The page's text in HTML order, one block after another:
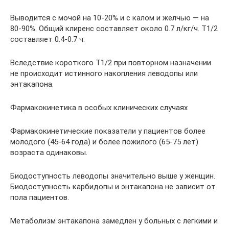
Выводится с мочой на 10-20% и с калом и желчью — на
80-90%. Общий клиренс составляет около 0.7 л/кг/ч. T1/2
составляет 0.4-0.7 ч.
Вследствие короткого T1/2 при повторном назначении
не происходит истинного накопления леводопы или
энтакапона.
Фармакокинетика в особых клинических случаях
Фармакокинетические показатели у пациентов более
молодого (45-64 года) и более пожилого (65-75 лет)
возраста одинаковы.
Биодоступность леводопы значительно выше у женщин.
Биодоступность карбидопы и энтакапона не зависит от
пола пациентов.
Метаболизм энтакапона замедлен у больных с легкими и